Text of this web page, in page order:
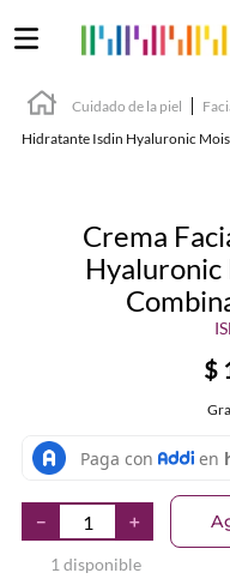
Cuidado de la piel
Hidratante Isdin Hyaluronic
Crema
$
＋
－
1 disponible